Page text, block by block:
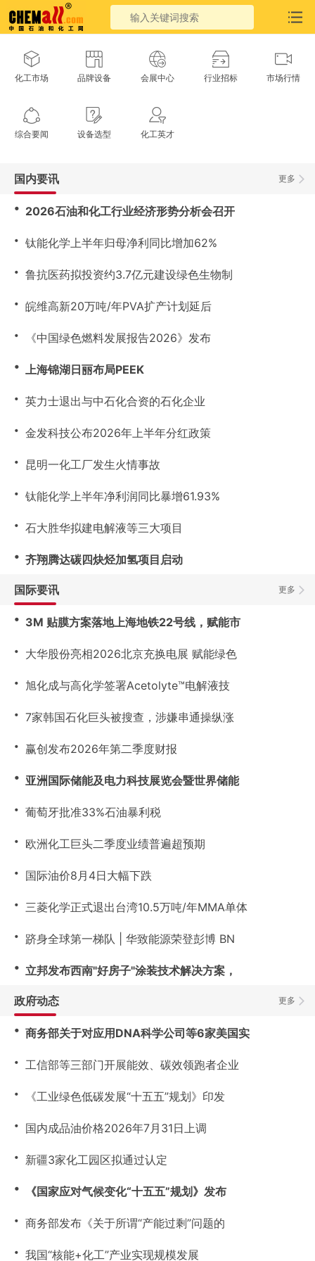
化工市场 品牌设备 会展中心 行业招标 市场行情
综合要闻 设备选型 化工英才
更多
国内要讯
・ 2026石油和化工行业经济形势分析会召开
・ 钛能化学上半年归母净利同比增加62%
・ 鲁抗医药拟投资约3.7亿元建设绿色生物制
・ 皖维高新20万吨/年PVA扩产计划延后
・ 《中国绿色燃料发展报告2026》发布
・ 上海锦湖日丽布局PEEK
・ 英力士退出与中石化合资的石化企业
・ 金发科技公布2026年上半年分红政策
・ 昆明一化工厂发生火情事故
・ 钛能化学上半年净利润同比暴增61.93%
・ 石大胜华拟建电解液等三大项目
・ 齐翔腾达碳四炔烃加氢项目启动
更多
国际要讯
・ 3M 贴膜方案落地上海地铁22号线，赋能市
・ 大华股份亮相2026北京充换电展 赋能绿色
・ 旭化成与高化学签署Acetolyte™电解液技
・ 7家韩国石化巨头被搜查，涉嫌串通操纵涨
・ 赢创发布2026年第二季度财报
・ 亚洲国际储能及电力科技展览会暨世界储能
・ 葡萄牙批准33%石油暴利税
・ 欧洲化工巨头二季度业绩普遍超预期
・ 国际油价8月4日大幅下跌
・ 三菱化学正式退出台湾10.5万吨/年MMA单体
・ 跻身全球第一梯队 | 华致能源荣登彭博 BN
・ 立邦发布西南"好房子"涂装技术解决方案，
更多
政府动态
・ 商务部关于对应用DNA科学公司等6家美国实
・ 工信部等三部门开展能效、碳效领跑者企业
・ 《工业绿色低碳发展“十五五”规划》印发
・ 国内成品油价格2026年7月31日上调
・ 新疆3家化工园区拟通过认定
・ 《国家应对气候变化“十五五”规划》发布
・ 商务部发布《关于所谓“产能过剩”问题的
・ 我国“核能+化工”产业实现规模发展